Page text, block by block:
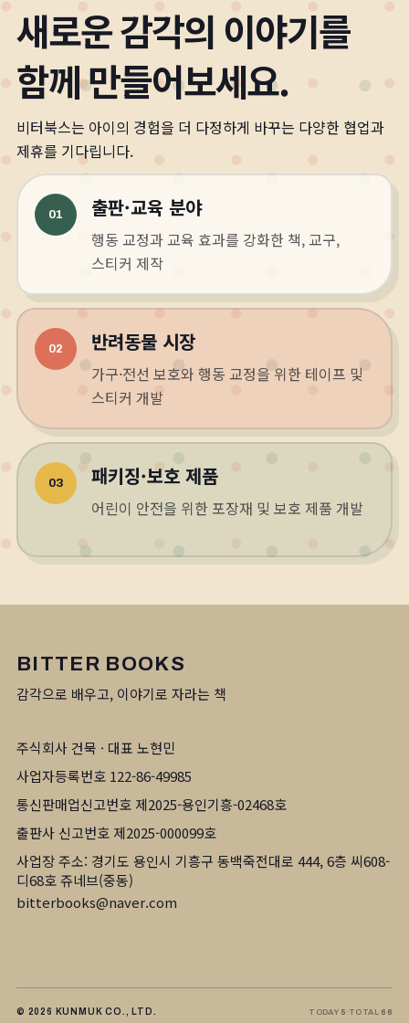
새로운 감각의 이야기를
함께 만들어보세요.
비터북스는 아이의 경험을 더 다정하게 바꾸는 다양한 협업과
제휴를 기다립니다.
01 출판·교육 분야
행동 교정과 교육 효과를 강화한 책, 교구,
스티커 제작
02 반려동물 시장
가구·전선 보호와 행동 교정을 위한 테이프 및
스티커 개발
03 패키징·보호 제품
어린이 안전을 위한 포장재 및 보호 제품 개발
BITTER BOOKS
감각으로 배우고, 이야기로 자라는 책
주식회사 건묵 · 대표 노현민
사업자등록번호 122-86-49985
통신판매업신고번호 제2025-용인기흥-02468호
출판사 신고번호 제2025-000099호
사업장 주소: 경기도 용인시 기흥구 동백죽전대로 444, 6층 씨608-
디68호 쥬네브(중동)
bitterbooks@naver.com
© 2026 KUNMUK CO., LTD. TODAY 5 · TOTAL 66